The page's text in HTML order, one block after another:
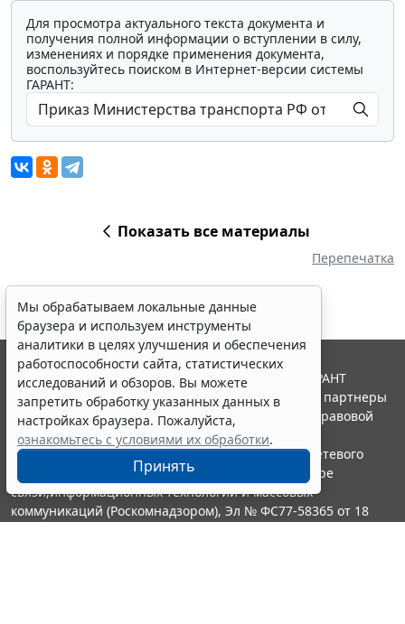
Для просмотра актуального текста документа и
получения полной информации о вступлении в силу,
изменениях и порядке применения документа,
воспользуйтесь поиском в Интернет-версии системы
ГАРАНТ:
Показать все материалы
Перепечатка
Мы обрабатываем локальные данные
браузера и используем инструменты
аналитики в целях улучшения и обеспечения
работоспособности сайта, статистических
исследований и обзоров. Вы можете
запретить обработку указанных данных в
настройках браузера. Пожалуйста,
ознакомьтесь с условиями их обработки.
Принять
© ООО "НПП "ГАРАНТ-СЕРВИС", 2026. Система ГАРАНТ
выпускается с 1990 года. Компания "Гарант" и ее партнеры
являются участниками Российской ассоциации правовой
информации ГАРАНТ.
Портал ГАРАНТ.РУ зарегистрирован в качестве сетевого
издания Федеральной службой по надзору в сфере
связи,информационных технологий и массовых
коммуникаций (Роскомнадзором), Эл № ФС77-58365 от 18